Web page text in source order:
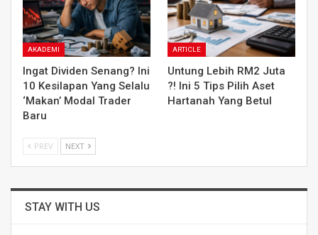
AKADEMI
Ingat Dividen Senang? Ini
10 Kesilapan Yang Selalu
‘Makan’ Modal Trader
Baru
ARTICLE
Untung Lebih RM2 Juta
?! Ini 5 Tips Pilih Aset
Hartanah Yang Betul
PREV NEXT
STAY WITH US